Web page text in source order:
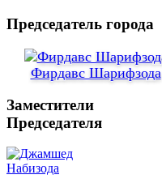
Председатель города
Фирдавс Шарифзода
Заместители
Председателя